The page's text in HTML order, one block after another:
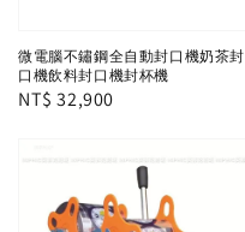
微電腦不鏽鋼全自動封口機奶茶封
口機飲料封口機封杯機
Regular
NT$ 32,900